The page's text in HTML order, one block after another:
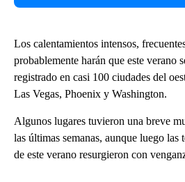
Los calentamientos intensos,
probablemente harán que este verano
registrado en casi 100 ciudades del
Las Vegas, Phoenix y Washington.
Algunos lugares tuvieron una breve
las últimas semanas, aunque luego las
de este verano resurgieron con